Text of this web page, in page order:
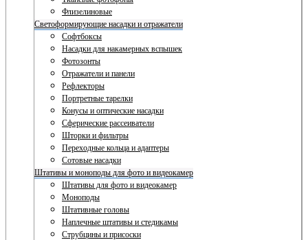
Флизелиновые
Светоформирующие насадки и отражатели
Софтбоксы
Насадки для накамерных вспышек
Фотозонты
Отражатели и панели
Рефлекторы
Портретные тарелки
Конусы и оптические насадки
Сферические рассеиватели
Шторки и фильтры
Переходные кольца и адаптеры
Сотовые насадки
Штативы и моноподы для фото и видеокамер
Штативы для фото и видеокамер
Моноподы
Штативные головы
Наплечные штативы и стедикамы
Струбцины и присоски